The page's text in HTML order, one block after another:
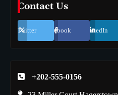
Contact Us
Twitter Facebook LinkedIn
+202-555-0156